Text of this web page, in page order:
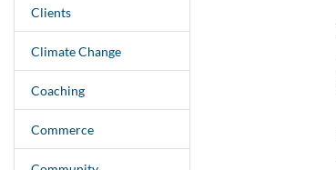
Clients
Climate Change
Coaching
Commerce